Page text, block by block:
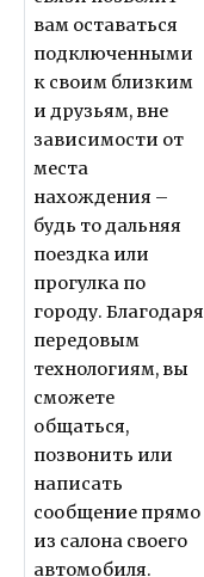
вам оставаться
подключенными
к своим близким
и друзьям, вне
зависимости от
места
нахождения –
будь то дальняя
поездка или
прогулка по
городу. Благодаря
передовым
технологиям, вы
сможете
общаться,
позвонить или
написать
сообщение прямо
из салона своего
автомобиля.